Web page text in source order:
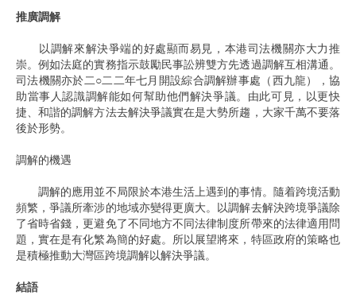
推廣調解
以調解來解決爭端的好處顯而易見，本港司法機關亦大力推
崇。例如法庭的實務指示鼓勵民事訟辨雙方先透過調解互相溝通。
司法機關亦於二○二二年七月開設綜合調解辦事處（西九龍），協
助當事人認識調解能如何幫助他們解決爭議。由此可見，以更快
捷、和諧的調解方法去解決爭議實在是大勢所趨，大家千萬不要落
後於形勢。
調解的機遇
調解的應用並不局限於本港生活上遇到的事情。隨着跨境活動
頻繁，爭議所牽涉的地域亦變得更廣大。以調解去解決跨境爭議除
了省時省錢，更避免了不同地方不同法律制度所帶來的法律適用問
題，實在是有化繁為簡的好處。所以展望將來，特區政府的策略也
是積極推動大灣區跨境調解以解決爭議。
結語